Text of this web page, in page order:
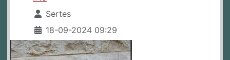
Sertes
18-09-2024 09:29